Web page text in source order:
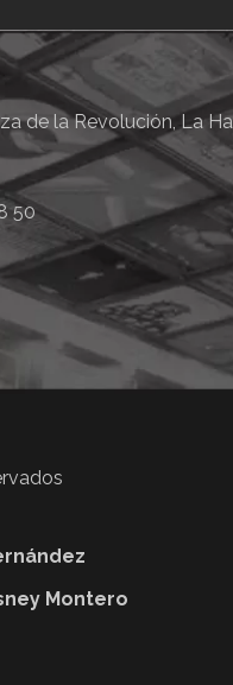
de la Revolución, La
50
Montero